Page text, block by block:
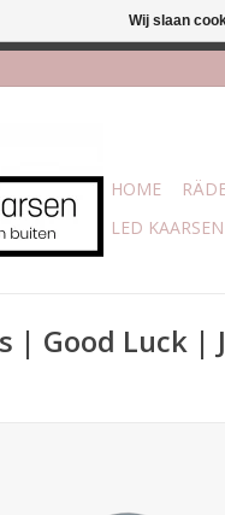
HOME
LED KAARSEN
| Good Luck |
Wij slaan
Afhalen is mogelijk bij